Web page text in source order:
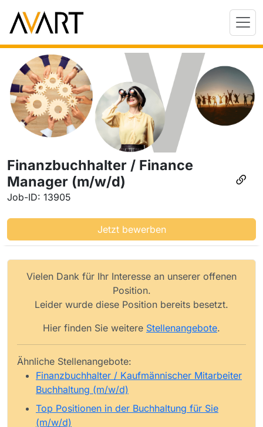
Finanzbuchhalter / Finance
Manager (m/w/d)
Job-ID: 13905
Jetzt bewerben
Vielen Dank für Ihr Interesse an unserer offenen
Position.
Leider wurde diese Position bereits besetzt.
Hier finden Sie weitere Stellenangebote.
Ähnliche Stellenangebote:
Finanzbuchhalter / Kaufmännischer Mitarbeiter
Buchhaltung (m/w/d)
Top Positionen in der Buchhaltung für Sie
(m/w/d)